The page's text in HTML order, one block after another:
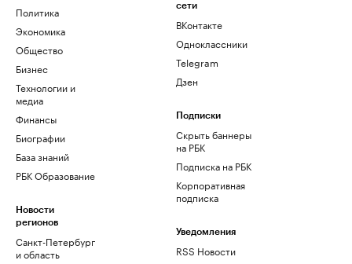
Политика
Экономика
Общество
Бизнес
Технологии и
медиа
Финансы
Биографии
База знаний
РБК Образование
Новости
регионов
Санкт-Петербург
и область
сети
ВКонтакте
Одноклассники
Telegram
Дзен
Подписки
Скрыть баннеры
на РБК
Подписка на РБК
Корпоративная
подписка
Уведомления
RSS Новости